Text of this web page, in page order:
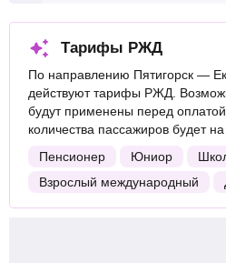
Тарифы РЖД
По направлению Пятигорск —
действуют тарифы РЖД.
будут применены перед
количества пассажиров будет
Пенсионер
Юниор
Взрослый международный